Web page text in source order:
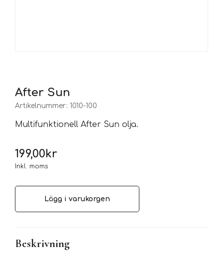
After Sun
Artikelnummer: 1010-100
Multifunktionell After Sun olja.
199,00kr
Inkl. moms
Lägg i varukorgen
Beskrivning